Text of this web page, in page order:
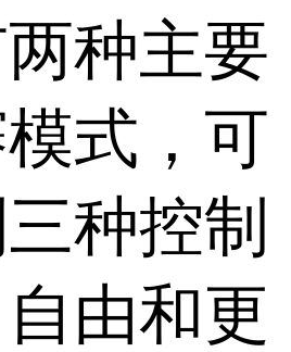
种主要
式，可
种控制
由和更